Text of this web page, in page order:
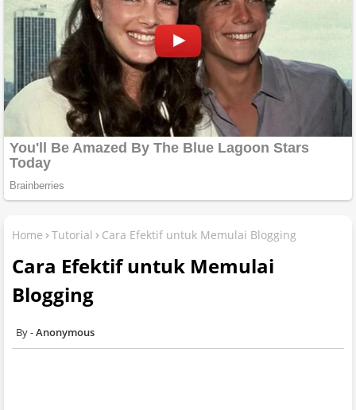
Home Tutorial Cara Efektif untuk Memulai Blogging
Cara Efektif untuk Memulai
Blogging
Anonymous